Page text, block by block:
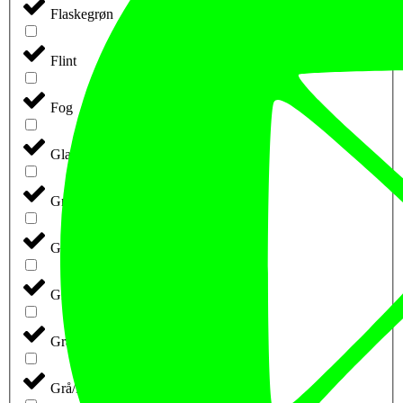
Flaskegrøn
Flint
Fog
Glacial (retail)
Grå
Grå m. Blå Tryk
Grå Melange
Grå-Meleret
Grå/Blå